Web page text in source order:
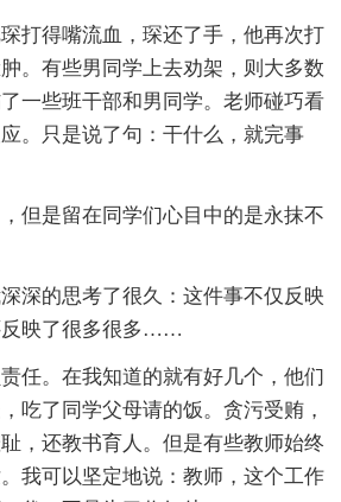
打得嘴流血，琛还了手，他再次打
。有些男同学上去劝架，则大多数
一些班干部和男同学。老师碰巧看
。只是说了句：干什么，就完事
但是留在同学们心目中的是永抹不
深的思考了很久：这件事不仅反映
反映了很多很多……
任。在我知道的就有好几个，他们
吃了同学父母请的饭。贪污受贿，
，还教书育人。但是有些教师始终
我可以坚定地说：教师，这个工作